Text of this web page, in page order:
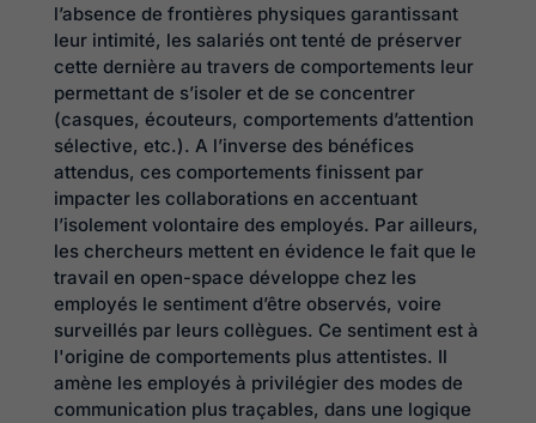
l’absence de frontières physiques garantissant
leur intimité, les salariés ont tenté de préserver
cette dernière au travers de comportements leur
permettant de s’isoler et de se concentrer
(casques, écouteurs, comportements d’attention
sélective, etc.). A l’inverse des bénéfices
attendus, ces comportements finissent par
impacter les collaborations en accentuant
l’isolement volontaire des employés. Par ailleurs,
les chercheurs mettent en évidence le fait que le
travail en open-space développe chez les
employés le sentiment d’être observés, voire
surveillés par leurs collègues. Ce sentiment est à
l'origine de comportements plus attentistes. Il
amène les employés à privilégier des modes de
communication plus traçables, dans une logique